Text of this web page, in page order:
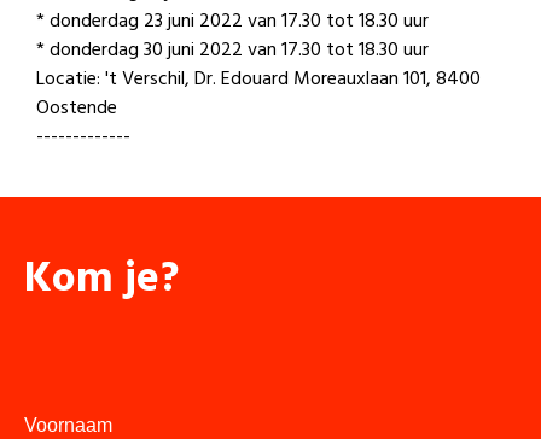
* donderdag 23 juni 2022 van 17.30 tot 18.30 uur
* donderdag 30 juni 2022 van 17.30 tot 18.30 uur
Locatie: 't Verschil, Dr. Edouard Moreauxlaan 101, 8400
Oostende
-------------
Kom je?
Voornaam